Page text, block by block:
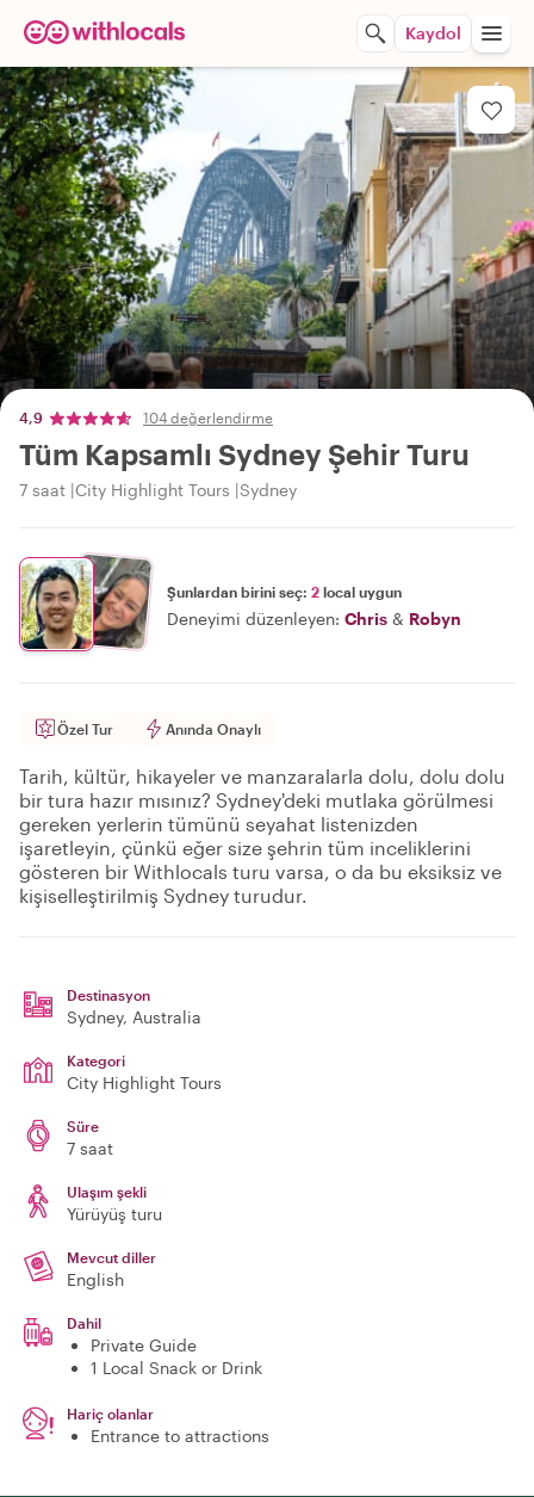
Kaydol
4,9 104 değerlendirme
Tüm Kapsamlı Sydney Şehir Turu
7 saat City Highlight Tours Sydney
Şunlardan birini seç: 2 local uygun
Deneyimi düzenleyen: Chris & Robyn
Özel Tur Anında Onaylı
Tarih, kültür, hikayeler ve manzaralarla dolu, dolu dolu
bir tura hazır mısınız? Sydney'deki mutlaka görülmesi
gereken yerlerin tümünü seyahat listenizden
işaretleyin, çünkü eğer size şehrin tüm inceliklerini
gösteren bir Withlocals turu varsa, o da bu eksiksiz ve
kişiselleştirilmiş Sydney turudur.
Destinasyon
Sydney, Australia
Kategori
City Highlight Tours
Süre
7 saat
Ulaşım şekli
Yürüyüş turu
Mevcut diller
English
Dahil
Private Guide
1 Local Snack or Drink
Hariç olanlar
Entrance to attractions